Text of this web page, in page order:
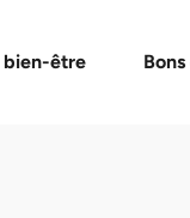
bien-êtreMassages et
Vérifier un bon